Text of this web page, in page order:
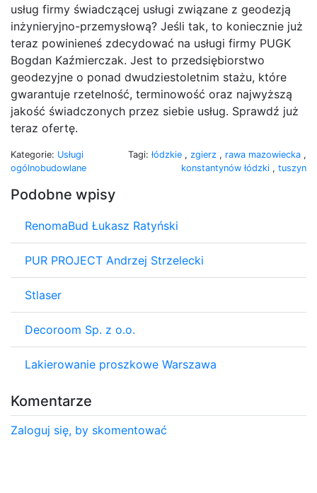
usług firmy świadczącej usługi związane z geodezją
inżynieryjno-przemysłową? Jeśli tak, to koniecznie już
teraz powinieneś zdecydować na usługi firmy PUGK
Bogdan Kaźmierczak. Jest to przedsiębiorstwo
geodezyjne o ponad dwudziestoletnim stażu, które
gwarantuje rzetelność, terminowość oraz najwyższą
jakość świadczonych przez siebie usług. Sprawdź już
teraz ofertę.
Kategorie: Usługi
ogólnobudowlane
Tagi: łódzkie , zgierz , rawa mazowiecka ,
konstantynów łódzki , tuszyn
Podobne wpisy
RenomaBud Łukasz Ratyński
PUR PROJECT Andrzej Strzelecki
Stlaser
Decoroom Sp. z o.o.
Lakierowanie proszkowe Warszawa
Komentarze
Zaloguj się, by skomentować